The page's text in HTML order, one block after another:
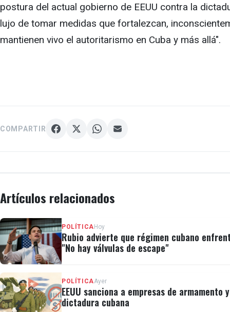
postura del actual gobierno de EEUU contra la
lujo de tomar medidas que fortalezcan,
mantienen vivo el autoritarismo en Cuba y más allá".
COMPARTIR
Artículos relacionados
POLÍTICAHoy
Rubio advierte que régimen cubano
"No hay válvulas de escape"
POLÍTICAAyer
EEUU sanciona a empresas de
dictadura cubana